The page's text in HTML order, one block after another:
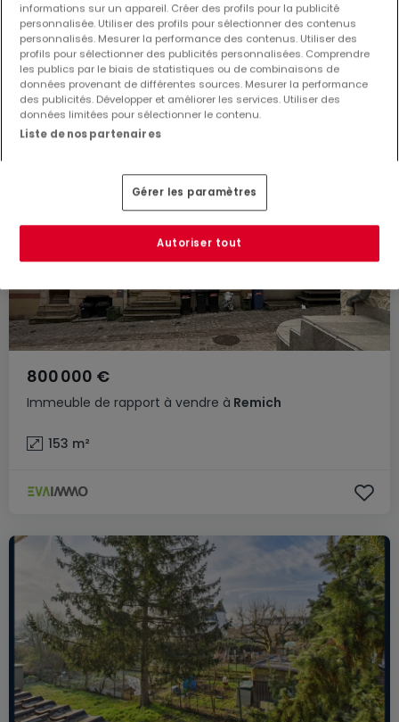
237 m²
Immeuble de rapport à vendre à Remich
800 000 €
153 m²
informations sur un appareil. Créer des profils pour la publicité
personnalisée. Utiliser des profils pour sélectionner des contenus
personnalisés. Mesurer la performance des contenus. Utiliser des
profils pour sélectionner des publicités personnalisées. Comprendre
les publics par le biais de statistiques ou de combinaisons de
données provenant de différentes sources. Mesurer la performance
des publicités. Développer et améliorer les services. Utiliser des
données limitées pour sélectionner le contenu.
Liste de nos partenaires
Gérer les paramètres
Autoriser tout